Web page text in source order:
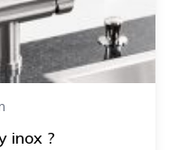
inox ?